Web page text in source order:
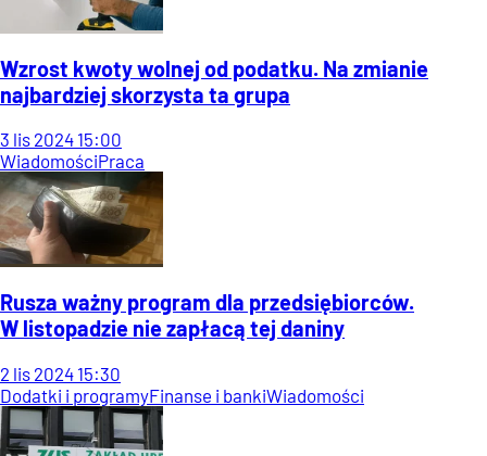
Wzrost kwoty wolnej od podatku. Na zmianie
najbardziej skorzysta ta grupa
3 lis 2024 15:00
WiadomościPraca
Rusza ważny program dla przedsiębiorców.
W listopadzie nie zapłacą tej daniny
2 lis 2024 15:30
Dodatki i programyFinanse i bankiWiadomości